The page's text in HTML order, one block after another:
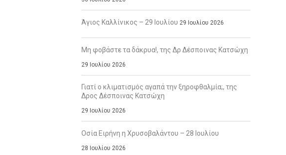
Άγιος Καλλίνικος – 29 Ιουλίου 29 Ιουλίου 2026
Μη φοβάστε τα δάκρυα!, της Δρ Δέσποινας Κατσώχη
29 Ιουλίου 2026
Γιατί ο κλιματισμός αγαπά την ξηροφθαλμία;, της
Δρος Δέσποινας Κατσώχη
29 Ιουλίου 2026
Οσία Ειρήνη η Χρυσοβαλάντου – 28 Ιουλίου
28 Ιουλίου 2026